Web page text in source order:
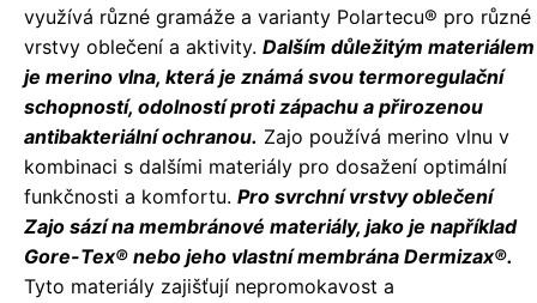
využívá různé gramáže a varianty Polartecu® pro různé
vrstvy oblečení a aktivity. Dalším důležitým materiálem
je merino vlna, která je známá svou termoregulační
schopností, odolností proti zápachu a přirozenou
antibakteriální ochranou. Zajo používá merino vlnu v
kombinaci s dalšími materiály pro dosažení optimální
funkčnosti a komfortu. Pro svrchní vrstvy oblečení
Zajo sází na membránové materiály, jako je například
Gore-Tex® nebo jeho vlastní membrána Dermizax®.
Tyto materiály zajišťují nepromokavost a